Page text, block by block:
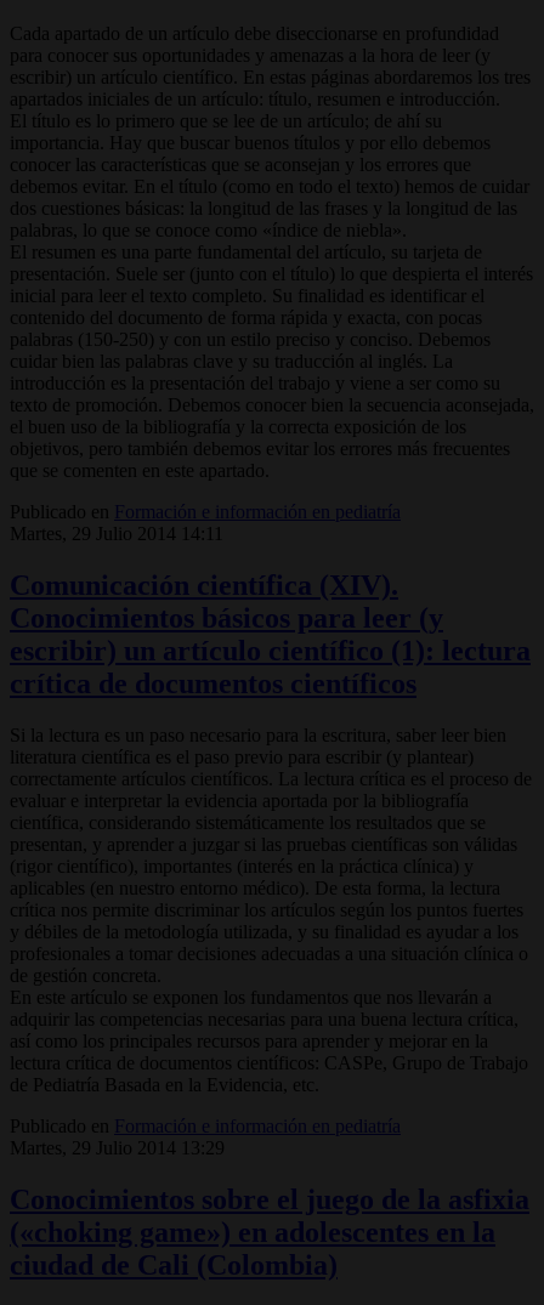
Cada apartado de un artículo debe diseccionarse en profundidad
para conocer sus oportunidades y amenazas a la hora de leer (y
escribir) un artículo científico. En estas páginas abordaremos los tres
apartados iniciales de un artículo: título, resumen e introducción.
El título es lo primero que se lee de un artículo; de ahí su
importancia. Hay que buscar buenos títulos y por ello debemos
conocer las características que se aconsejan y los errores que
debemos evitar. En el título (como en todo el texto) hemos de cuidar
dos cuestiones básicas: la longitud de las frases y la longitud de las
palabras, lo que se conoce como «índice de niebla».
El resumen es una parte fundamental del artículo, su tarjeta de
presentación. Suele ser (junto con el título) lo que despierta el interés
inicial para leer el texto completo. Su finalidad es identificar el
contenido del documento de forma rápida y exacta, con pocas
palabras (150-250) y con un estilo preciso y conciso. Debemos
cuidar bien las palabras clave y su traducción al inglés. La
introducción es la presentación del trabajo y viene a ser como su
texto de promoción. Debemos conocer bien la secuencia aconsejada,
el buen uso de la bibliografía y la correcta exposición de los
objetivos, pero también debemos evitar los errores más frecuentes
que se comenten en este apartado.
Publicado en Formación e información en pediatría
Martes, 29 Julio 2014 14:11
Comunicación científica (XIV).
Conocimientos básicos para leer (y
escribir) un artículo científico (1): lectura
crítica de documentos científicos
Si la lectura es un paso necesario para la escritura, saber leer bien
literatura científica es el paso previo para escribir (y plantear)
correctamente artículos científicos. La lectura crítica es el proceso de
evaluar e interpretar la evidencia aportada por la bibliografía
científica, considerando sistemáticamente los resultados que se
presentan, y aprender a juzgar si las pruebas científicas son válidas
(rigor científico), importantes (interés en la práctica clínica) y
aplicables (en nuestro entorno médico). De esta forma, la lectura
crítica nos permite discriminar los artículos según los puntos fuertes
y débiles de la metodología utilizada, y su finalidad es ayudar a los
profesionales a tomar decisiones adecuadas a una situación clínica o
de gestión concreta.
En este artículo se exponen los fundamentos que nos llevarán a
adquirir las competencias necesarias para una buena lectura crítica,
así como los principales recursos para aprender y mejorar en la
lectura crítica de documentos científicos: CASPe, Grupo de Trabajo
de Pediatría Basada en la Evidencia, etc.
Publicado en
Formación e información en pediatría
Martes, 29 Julio 2014 13:29
Conocimientos sobre el juego de la asfixia
(«choking game») en adolescentes en la
ciudad de Cali (Colombia)